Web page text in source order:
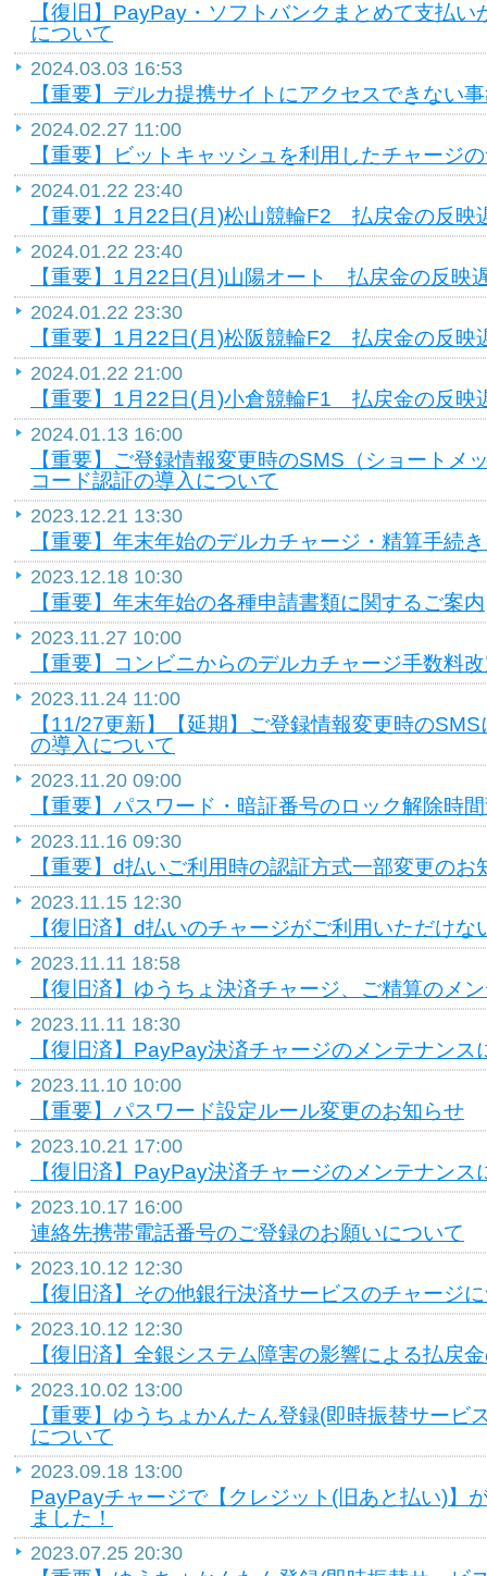
【復旧】PayPay・ソフトバンクまとめて支払
について
2024.03.03 16:53
【重要】デルカ提携サイトにアクセスできない
2024.02.27 11:00
【重要】ビットキャッシュを利用したチャージ
2024.01.22 23:40
【重要】1月22日(月)松山競輪F2 払戻金の反映
2024.01.22 23:40
【重要】1月22日(月)山陽オート 払戻金の反映
2024.01.22 23:30
【重要】1月22日(月)松阪競輪F2 払戻金の反映
2024.01.22 21:00
【重要】1月22日(月)小倉競輪F1 払戻金の反映
2024.01.13 16:00
【重要】ご登録情報変更時のSMS（ショートメ
コード認証の導入について
2023.12.21 13:30
【重要】年末年始のデルカチャージ・精算手続
2023.12.18 10:30
【重要】年末年始の各種申請書類に関するご案内
2023.11.27 10:00
【重要】コンビニからのデルカチャージ手数料
2023.11.24 11:00
【11/27更新】【延期】ご登録情報変更時の
の導入について
2023.11.20 09:00
【重要】パスワード・暗証番号のロック解除時
2023.11.16 09:30
【重要】d払いご利用時の認証方式一部変更のお
2023.11.15 12:30
【復旧済】d払いのチャージがご利用いただけな
2023.11.11 18:58
【復旧済】ゆうちょ決済チャージ、ご精算のメ
2023.11.11 18:30
【復旧済】PayPay決済チャージのメンテナンス
2023.11.10 10:00
【重要】パスワード設定ルール変更のお知らせ
2023.10.21 17:00
【復旧済】PayPay決済チャージのメンテナンス
2023.10.17 16:00
連絡先携帯電話番号のご登録のお願いについて
2023.10.12 12:30
【復旧済】その他銀行決済サービスのチャージ
2023.10.12 12:30
【復旧済】全銀システム障害の影響による払戻
2023.10.02 13:00
【重要】ゆうちょかんたん登録(即時振替サービ
について
2023.09.18 13:00
PayPayチャージで【クレジット(旧あと払い)】
ました！
2023.07.25 20:30